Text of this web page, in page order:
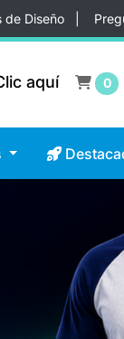
de Diseño
aquí
aquí 0